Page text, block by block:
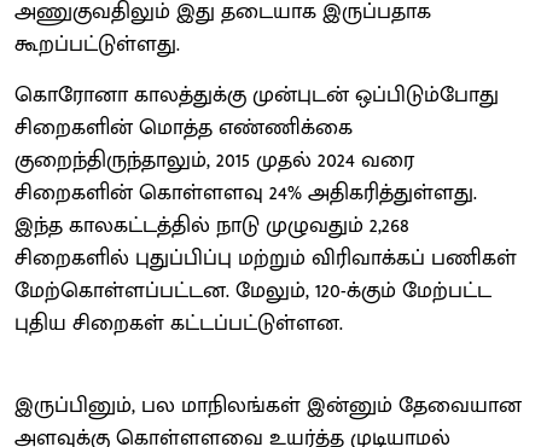
அணுகுவதிலும் இது தடையாக இருப்பதாக
கூறப்பட்டுள்ளது.
கொரோனா காலத்துக்கு முன்புடன் ஒப்பிடும்போது
சிறைகளின் மொத்த எண்ணிக்கை
குறைந்திருந்தாலும், 2015 முதல் 2024 வரை
சிறைகளின் கொள்ளளவு 24% அதிகரித்துள்ளது.
இந்த காலகட்டத்தில் நாடு முழுவதும் 2,268
சிறைகளில் புதுப்பிப்பு மற்றும் விரிவாக்கப் பணிகள்
மேற்கொள்ளப்பட்டன. மேலும், 120-க்கும் மேற்பட்ட
புதிய சிறைகள் கட்டப்பட்டுள்ளன.
இருப்பினும், பல மாநிலங்கள் இன்னும் தேவையான
அளவுக்கு கொள்ளளவை உயர்த்த முடியாமல்